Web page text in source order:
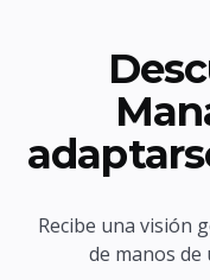
Recibe una visión
de manos